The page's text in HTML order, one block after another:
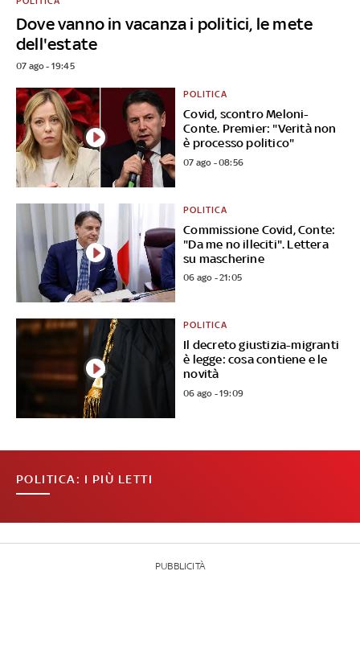
Dove vanno in vacanza i politici, le mete
dell'estate
07 ago - 19:45
Covid, scontro Meloni-
Conte. Premier: "Verità non
è processo politico"
POLITICA
07 ago - 08:56
Commissione Covid, Conte:
"Da me no illeciti". Lettera
su mascherine
POLITICA
06 ago - 21:05
Il decreto giustizia-migranti
è legge: cosa contiene e le
novità
POLITICA
06 ago - 19:09
POLITICA: I PIÙ LETTI
PUBBLICITÀ